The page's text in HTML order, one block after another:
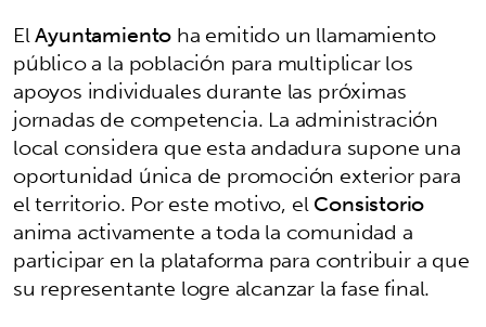
ElAyuntamientoha emitido un llamamiento
público a la población para multiplicar los
apoyos individuales durante las próximas
jornadas de competencia. La administración
local considera que esta andadura supone una
oportunidad única de promoción exterior para
el territorio. Por este motivo, elConsistorio
anima activamente a toda la comunidad a
participar en la plataforma para contribuir a que
su representante logre alcanzar la fase final.